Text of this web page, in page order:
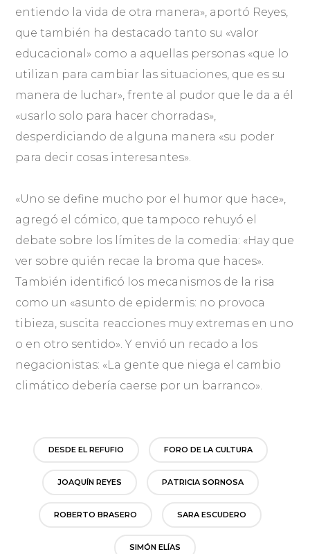
entiendo la vida de otra manera», aportó Reyes,
que también ha destacado tanto su «valor
educacional» como a aquellas personas «que lo
utilizan para cambiar las situaciones, que es su
manera de luchar», frente al pudor que le da a él
«usarlo solo para hacer chorradas»,
desperdiciando de alguna manera «su poder
para decir cosas interesantes».
«Uno se define mucho por el humor que hace»,
agregó el cómico, que tampoco rehuyó el
debate sobre los límites de la comedia: «Hay que
ver sobre quién recae la broma que haces».
También identificó los mecanismos de la risa
como un «asunto de epidermis: no provoca
tibieza, suscita reacciones muy extremas en uno
o en otro sentido». Y envió un recado a los
negacionistas: «La gente que niega el cambio
climático debería caerse por un barranco».
DESDE EL REFUFIO FORO DE LA CULTURA
JOAQUÍN REYES PATRICIA SORNOSA
ROBERTO BRASERO SARA ESCUDERO
SIMÓN ELÍAS